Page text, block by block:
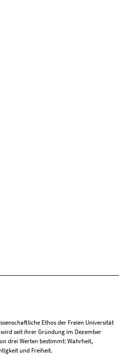
Ethos der Freien Universität
seit ihrer Gründung im Dezember
drei Werten bestimmt: Wahrheit,
und Freiheit.